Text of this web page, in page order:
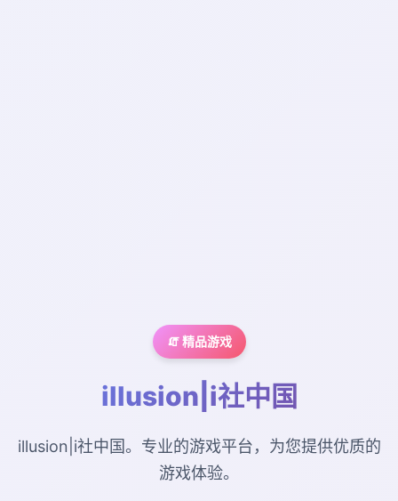
🧯 精品游戏
illusion|i社中国
illusion|i社中国。专业的游戏平台，为您提供优质的
游戏体验。